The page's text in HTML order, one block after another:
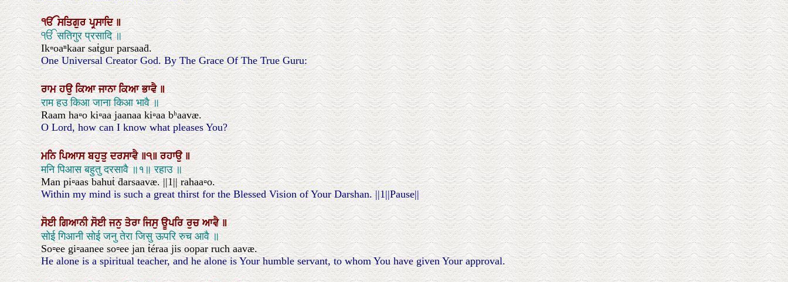
ੴਸਤਿਗੁਰਪ੍ਰਸਾਦਿ॥
ੴ सतिगुर प्रसादि ॥
Ik▫oaⁿkaar saṫgur parsaaḋ.
One Universal Creator God. By The Grace Of The True Guru:
ਰਾਮਹਉਕਿਆਜਾਨਾਕਿਆਭਾਵੈ॥
राम हउ किआ जाना किआ भावै ॥
Raam ha▫o ki▫aa jaanaa ki▫aa bʰaavæ.
O Lord, how can I know what pleases You?
ਮਨਿਪਿਆਸਬਹੁਤੁਦਰਸਾਵੈ॥੧॥ਰਹਾਉ॥
मनि पिआस बहुतु दरसावै ॥१॥ रहाउ ॥
Man pi▫aas bahuṫ ḋarsaavæ. ||1|| rahaa▫o.
Within my mind is such a great thirst for the Blessed Vision of Your Darshan. ||1||Pause||
ਸੋਈਗਿਆਨੀਸੋਈਜਨੁਤੇਰਾਜਿਸੁਊਪਰਿਰੁਚਆਵੈ॥
सोई गिआनी सोई जनु तेरा जिसु ऊपरि रुच आवै ॥
So▫ee gi▫aanee so▫ee jan ṫéraa jis oopar ruch aavæ.
He alone is a spiritual teacher, and he alone is Your humble servant, to whom You have given Your approval.